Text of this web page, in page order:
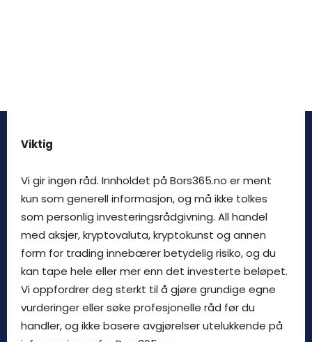
Viktig
Vi gir ingen råd. Innholdet på Bors365.no er ment
kun som generell informasjon, og må ikke tolkes
som personlig investeringsrådgivning. All handel
med aksjer, kryptovaluta, kryptokunst og annen
form for trading innebærer betydelig risiko, og du
kan tape hele eller mer enn det investerte beløpet.
Vi oppfordrer deg sterkt til å gjøre grundige egne
vurderinger eller søke profesjonelle råd før du
handler, og ikke basere avgjørelser utelukkende på